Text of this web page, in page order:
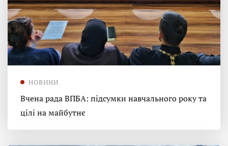
НОВИНИ
Вчена рада ВПБА: підсумки навчального року та
цілі на майбутнє